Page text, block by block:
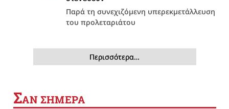
Παρά τη συνεχιζόμενη υπερεκμετάλλευση
του προλεταριάτου
Περισσότερα…
ΣΑΝ ΣΗΜΕΡΑ